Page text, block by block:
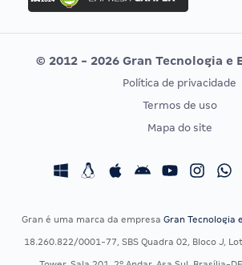
Concurso MPU
Editais publicados
Vunesp
CONCURSOS POR PROFISSÃO
Concursos Fiscais
Concursos Saúde
EXAME
© 2012 - 2026 Gran Tecnologia e
Política de privacidade
Termos de uso
Mapa do site
Gran é uma marca da empresa Gran Tecnologia
18.260.822/0001-77, SBS Quadra 02, Bloco J,